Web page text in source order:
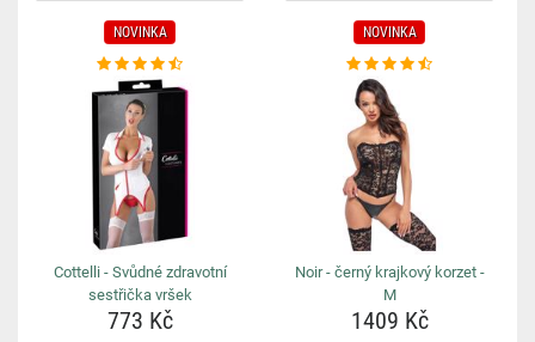
NOVINKA
Cottelli - Svůdné zdravotní
sestřička vršek
773 Kč
NOVINKA
Noir - černý krajkový korzet -
M
1409 Kč